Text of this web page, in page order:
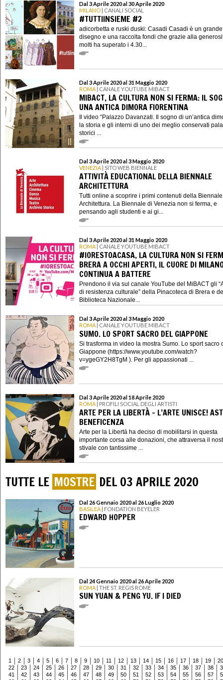
Dal 3 Aprile 2020 al 30 Aprile 2020
MILANO | CANALI SOCIAL
#TUTTIINSIEME #2
adicorbetta e ruski duski: Casadi Casadi è un grande
disegno e una raccolta fondi che grazie alla
molti ha superato i 4.30...
Dal 3 Aprile 2020 al 31 Maggio 2020
ROMA | CANALE YOUTUBE MIBACT
MIBACT, LA CULTURA NON SI FERMA: IL
UNA ANTICA DIMORA FIORENTINA
Il video “Palazzo Davanzati. Il sogno di un’antica
la storia e gli interni di uno dei meglio conservati
storici ...
Dal 3 Aprile 2020 al 3 Maggio 2020
VENEZIA | SITO WEB BIENNALE
ATTIVITÀ EDUCATIONAL DELLA BIENNALE
ARCHITETTURA
Tutti online a scoprire i primi contenuti della Biennale
Architettura. La Biennale di Venezia non si ferma, e
pensando agli studenti e ai gi...
Dal 3 Aprile 2020 al 31 Maggio 2020
ROMA | CANALE YOUTUBE MIBACT
#IORESTOACASA, LA CULTURA NON SI
BRERA A OCCHI APERTI, IL CUORE DI
CONTINUA A BATTERE
Prendono il via sul canale YouTube del MiBACT gli
di resistenza culturale” della Pinacoteca di Brera e
Biblioteca Nazionale...
Dal 3 Aprile 2020 al 3 Maggio 2020
ROMA | CANALE YOUTUBE MIBACT
SUMO. LO SPORT SACRO DEL GIAPPONE
Si trasforma in video la mostra Sumo. Lo sport sacro
Giappone (https://www.youtube.com/watch?
v=ygeGY2H8TgM ). Per gli appassionati ...
Dal 3 Aprile 2020 al 18 Aprile 2020
ROMA | PROFILI SOCIAL DEGLI ARTISTI
ARTE PER LA LIBERTÀ - L’ARTE UNISCE!
BENEFICENZA
Arte per la Libertà ha deciso di mobilitarsi in questa
importante corsa alle donazioni, che attraversa il
stivale con tantissime ...
TUTTE LE MOSTRE DEL 03 APRILE 2020
Dal 26 Gennaio 2020 al 26 Luglio 2020
BASILEA | FONDATION BEYELER
EDWARD HOPPER
Dal 24 Gennaio 2020 al 26 Aprile 2020
ROMA | THE ST. REGIS ROME
SUN YUAN & PENG YU. IF I DIED
1 2 3 4 5 6 7 8 9 10 11 12 13 14 15 16 17 18 19
20
22
23 24 25 26 27 28 29 30 31 32 33 34 35 36 37 38
41
42 43 44 45 46 47 48 49 50 51 52 53 54 55 56 57